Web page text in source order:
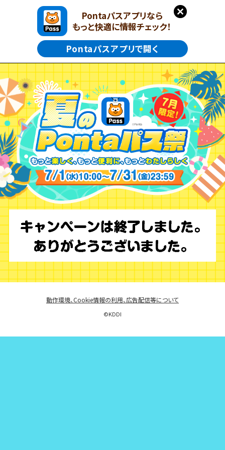
Pontaパスアプリなら
もっと快適に情報チェック！
Pontaパスアプリで開く
動作環境、Cookie情報の利用、広告配信等について
©︎KDDI